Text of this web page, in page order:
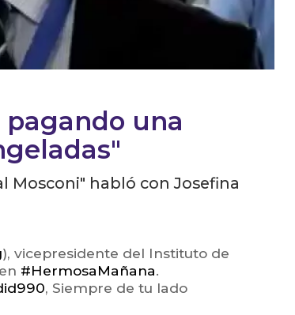
pagando una
Mosconi" habló con Josefina
), vicepresidente del Instituto de
en #HermosaMañana.
, Siempre de tu lado